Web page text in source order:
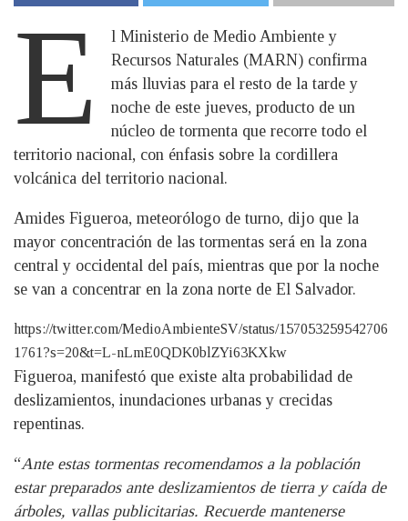
E
l Ministerio de Medio Ambiente y
Recursos Naturales (MARN) confirma
más lluvias para el resto de la tarde y
noche de este jueves, producto de un
núcleo de tormenta que recorre todo el
territorio nacional, con énfasis sobre la cordillera
volcánica del territorio nacional.
Amides Figueroa, meteorólogo de turno, dijo que la
mayor concentración de las tormentas será en la zona
central y occidental del país, mientras que por la noche
se van a concentrar en la zona norte de El Salvador.
https://twitter.com/MedioAmbienteSV/status/157053259542706
1761?s=20&t=L-nLmE0QDK0blZYi63KXkw
Figueroa, manifestó que existe alta probabilidad de
deslizamientos, inundaciones urbanas y crecidas
repentinas.
“Ante estas tormentas recomendamos a la población
estar preparados ante deslizamientos de tierra y caída de
árboles, vallas publicitarias. Recuerde mantenerse